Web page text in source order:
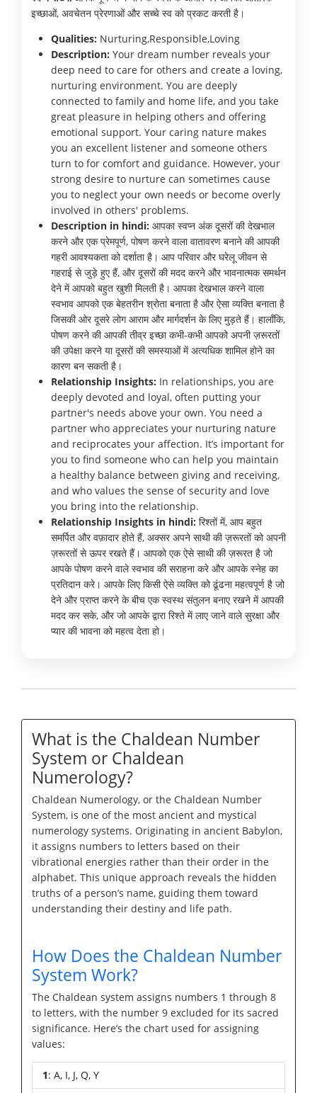
इच्छाओं, अवचेतन प्रेरणाओं और सच्चे स्व को प्रकट करती है।
Qualities: Nurturing,Responsible,Loving
Description: Your dream number reveals your
deep need to care for others and create a loving,
nurturing environment. You are deeply
connected to family and home life, and you take
great pleasure in helping others and offering
emotional support. Your caring nature makes
you an excellent listener and someone others
turn to for comfort and guidance. However, your
strong desire to nurture can sometimes cause
you to neglect your own needs or become overly
involved in others' problems.
Description in hindi: आपका स्वप्न अंक दूसरों की देखभाल
करने और एक प्रेमपूर्ण, पोषण करने वाला वातावरण बनाने की आपकी
गहरी आवश्यकता को दर्शाता है। आप परिवार और घरेलू जीवन से
गहराई से जुड़े हुए हैं, और दूसरों की मदद करने और भावनात्मक समर्थन
देने में आपको बहुत खुशी मिलती है। आपका देखभाल करने वाला
स्वभाव आपको एक बेहतरीन श्रोता बनाता है और ऐसा व्यक्ति बनाता है
जिसकी ओर दूसरे लोग आराम और मार्गदर्शन के लिए मुड़ते हैं। हालाँकि,
पोषण करने की आपकी तीव्र इच्छा कभी-कभी आपको अपनी ज़रूरतों
की उपेक्षा करने या दूसरों की समस्याओं में अत्यधिक शामिल होने का
कारण बन सकती है।
Relationship Insights: In relationships, you are
deeply devoted and loyal, often putting your
partner's needs above your own. You need a
partner who appreciates your nurturing nature
and reciprocates your affection. It’s important for
you to find someone who can help you maintain
a healthy balance between giving and receiving,
and who values the sense of security and love
you bring into the relationship.
Relationship Insights in hindi: रिश्तों में, आप बहुत
समर्पित और वफ़ादार होते हैं, अक्सर अपने साथी की ज़रूरतों को अपनी
ज़रूरतों से ऊपर रखते हैं। आपको एक ऐसे साथी की ज़रूरत है जो
आपके पोषण करने वाले स्वभाव की सराहना करे और आपके स्नेह का
प्रतिदान करे। आपके लिए किसी ऐसे व्यक्ति को ढूंढना महत्वपूर्ण है जो
देने और प्राप्त करने के बीच एक स्वस्थ संतुलन बनाए रखने में आपकी
मदद कर सके, और जो आपके द्वारा रिश्ते में लाए जाने वाले सुरक्षा और
प्यार की भावना को महत्व देता हो।
What is the Chaldean Number
System or Chaldean
Numerology?
Chaldean Numerology, or the Chaldean Number
System, is one of the most ancient and mystical
numerology systems. Originating in ancient Babylon,
it assigns numbers to letters based on their
vibrational energies rather than their order in the
alphabet. This unique approach reveals the hidden
truths of a person’s name, guiding them toward
understanding their destiny and life path.
How Does the Chaldean Number
System Work?
The Chaldean system assigns numbers 1 through 8
to letters, with the number 9 excluded for its sacred
significance. Here’s the chart used for assigning
values:
1: A, I, J, Q, Y